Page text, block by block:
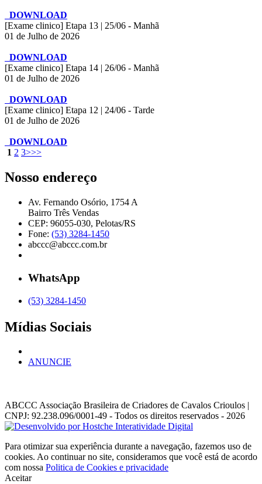
DOWNLOAD
[Exame clinico] Etapa 13 | 25/06 - Manhã
01 de Julho de 2026
DOWNLOAD
[Exame clinico] Etapa 14 | 26/06 - Manhã
01 de Julho de 2026
DOWNLOAD
[Exame clinico] Etapa 12 | 24/06 - Tarde
01 de Julho de 2026
DOWNLOAD
1 2 3>>>
Nosso endereço
Av. Fernando Osório, 1754 A
Bairro Três Vendas
CEP: 96055-030, Pelotas/RS
Fone: (53) 3284-1450
abccc@abccc.com.br
WhatsApp
(53) 3284-1450
Mídias Sociais
ANUNCIE
ABCCC Associação Brasileira de Criadores de Cavalos Crioulos |
CNPJ: 92.238.096/0001-49 - Todos os direitos reservados - 2026
Para otimizar sua experiência durante a navegação, fazemos uso de
cookies. Ao continuar no site, consideramos que você está de acordo
com nossa Politica de Cookies e privacidade
Aceitar